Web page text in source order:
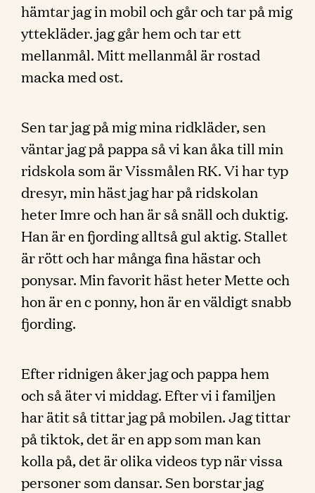
hämtar jag in mobil och går och tar på mig
yttekläder. jag går hem och tar ett
mellanmål. Mitt mellanmål är rostad
macka med ost.
Sen tar jag på mig mina ridkläder, sen
väntar jag på pappa så vi kan åka till min
ridskola som är Vissmålen RK. Vi har typ
dresyr, min häst jag har på ridskolan
heter Imre och han är så snäll och duktig.
Han är en fjording alltså gul aktig. Stallet
är rött och har många fina hästar och
ponysar. Min favorit häst heter Mette och
hon är en c ponny, hon är en väldigt snabb
fjording.
Efter ridnigen åker jag och pappa hem
och så äter vi middag. Efter vi i familjen
har ätit så tittar jag på mobilen. Jag tittar
på tiktok, det är en app som man kan
kolla på, det är olika videos typ när vissa
personer som dansar. Sen borstar jag